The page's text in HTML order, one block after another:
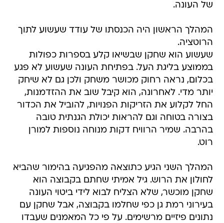
של העונה.
המהלך הראשון היה הכנסתו של עודד שעשוע לתוך
הרוטציה.
שעשוע הוא שחקן שבשיאו קלע בספרות כפולות
בממוצע בליגת העל. בפתיחת העונה שעשוע לא פגע
בכלום, נראה רחוק מכושר משחק ולכן גם לא שיחק
יותר מדי. לאחרונה, הוא קיבל שוב את ההזדמנות,
החל לקלוע את הזריקות הפנויות, להוביל את הכדור
בצורה בטוחה וגם להראות יכולת הגנתית טובה
בהרבה. שמיר הרוויח דקות מנוחה נוספות למורן
רוט.
המהלך השני הגיע כתוצאה מהפגיעה בהימור שהביא
לחולון את הרוש. גיל אמיתי שחתם בקבוצה הוא
שחקן מוכשר, שלא הצליח לבוא לידי ביטוי העונה
בעירוני רמת גן כפי שחלמו בקבוצה, אבל שחקן עם
נתונים פיזיים מרשימים. על פי כל המאמנים שעבדו